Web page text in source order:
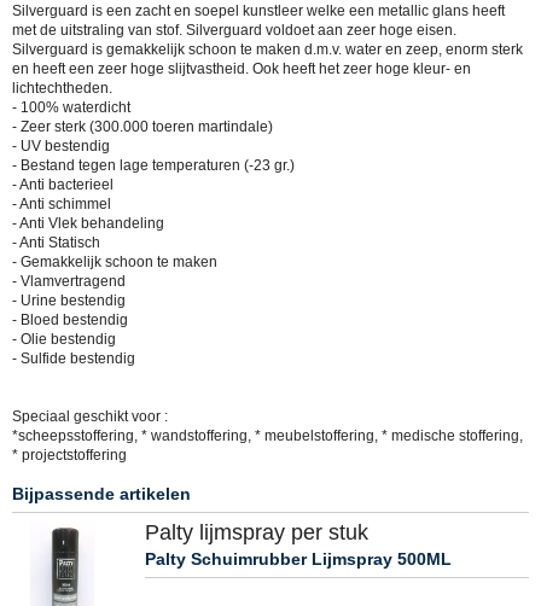
Silverguard is een zacht en soepel kunstleer welke een metallic glans heeft
met de uitstraling van stof. Silverguard voldoet aan zeer hoge eisen.
Silverguard is gemakkelijk schoon te maken d.m.v. water en zeep, enorm sterk
en heeft een zeer hoge slijtvastheid. Ook heeft het zeer hoge kleur- en
lichtechtheden.
- 100% waterdicht
- Zeer sterk (300.000 toeren martindale)
- UV bestendig
- Bestand tegen lage temperaturen (-23 gr.)
- Anti bacterieel
- Anti schimmel
- Anti Vlek behandeling
- Anti Statisch
- Gemakkelijk schoon te maken
- Vlamvertragend
- Urine bestendig
- Bloed bestendig
- Olie bestendig
- Sulfide bestendig
Speciaal geschikt voor :
*scheepsstoffering, * wandstoffering, * meubelstoffering, * medische stoffering,
* projectstoffering
Bijpassende artikelen
Palty lijmspray per stuk
Palty Schuimrubber Lijmspray 500ML